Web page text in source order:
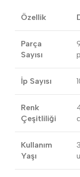
Özellik
Parça
Sayısı
İp Sayısı
Renk
Çeşitliliği
Kullanım
Yaşı